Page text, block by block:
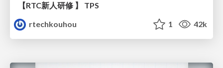
【RTC新人研修 】 TPS
rtechkouhou
1 42k